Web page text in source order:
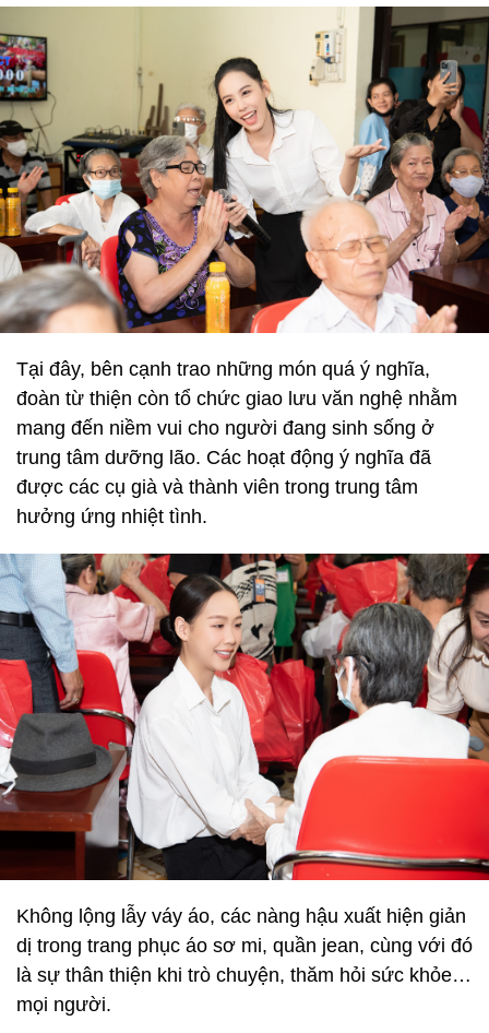
Tại đây, bên cạnh trao những món quá ý nghĩa,
đoàn từ thiện còn tổ chức giao lưu văn nghệ nhằm
mang đến niềm vui cho người đang sinh sống ở
trung tâm dưỡng lão. Các hoạt động ý nghĩa đã
được các cụ già và thành viên trong trung tâm
hưởng ứng nhiệt tình.
Không lộng lẫy váy áo, các nàng hậu xuất hiện giản
dị trong trang phục áo sơ mi, quần jean, cùng với đó
là sự thân thiện khi trò chuyện, thăm hỏi sức khỏe…
mọi người.